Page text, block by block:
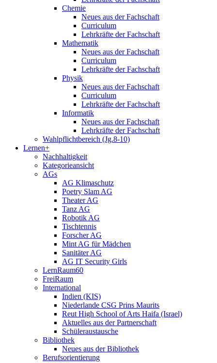
Chemie
Neues aus der Fachschaft
Curriculum
Lehrkräfte der Fachschaft
Mathematik
Neues aus der Fachschaft
Curriculum
Lehrkräfte der Fachschaft
Physik
Neues aus der Fachschaft
Curriculum
Lehrkräfte der Fachschaft
Informatik
Neues aus der Fachschaft
Lehrkräfte der Fachschaft
Wahlpflichtbereich (Jg.8-10)
Lernen+
Nachhaltigkeit
Kategorieansicht
AGs
AG Klimaschutz
Poetry Slam AG
Theater AG
Tanz AG
Robotik AG
Tischtennis
Forscher AG
Mint AG für Mädchen
Sanitäter AG
AG IT Security Girls
LernRaum60
FreiRaum
International
Indien (KIS)
Niederlande CSG Prins Maurits
Reut High School of Arts Haifa (Israel)
Aktuelles aus der Partnerschaft
Schüleraustausche
Bibliothek
Neues aus der Bibliothek
Berufsorientierung